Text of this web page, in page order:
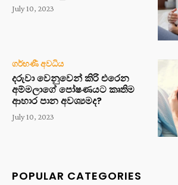
July 10, 2023
ගර්භණී අවධිය
දරුවා වෙනුවෙන් කිරි එරෙන
අම්මලාගේ පෝෂණයට කෘතිම
ආහාර පාන අවශ්‍යමද?
July 10, 2023
POPULAR CATEGORIES